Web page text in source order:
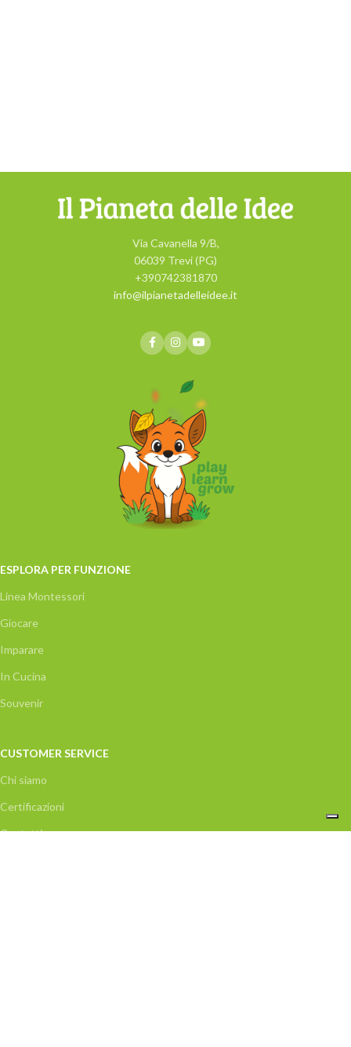
Via Cavanella 9/B,
06039 Trevi (PG)
+390742381870
info@ilpianetadelleidee.it
ESPLORA PER FUNZIONE
Linea Montessori
Giocare
Imparare
In Cucina
Souvenir
CUSTOMER SERVICE
Chi siamo
Certificazioni
Contatti